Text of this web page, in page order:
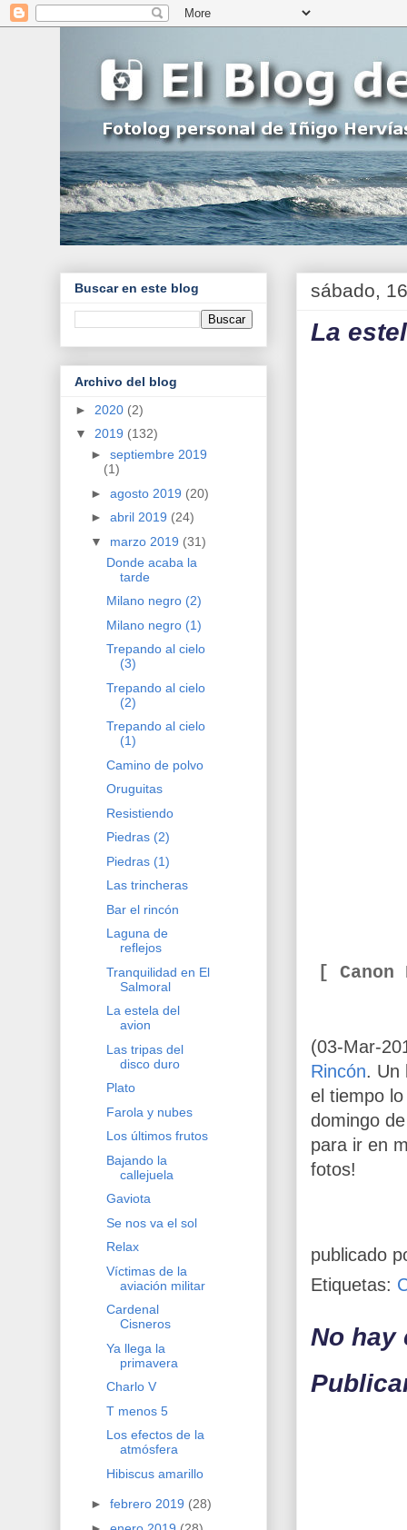
sábado,
La
[ Canon
(03-Mar-
Rincón. Un
el tiempo
domingo
para ir en
fotos!
publicado
Etiquetas:
No hay
Buscar en este blog
Archivo del blog
► 2020 (2)
▼ 2019 (132)
► septiembre 2019
(1)
► agosto 2019 (20)
► abril 2019 (24)
▼ marzo 2019 (31)
Donde acaba la
tarde
Milano negro (2)
Milano negro (1)
Trepando al cielo
(3)
Trepando al cielo
(2)
Trepando al cielo
(1)
Camino de polvo
Oruguitas
Resistiendo
Piedras (2)
Piedras (1)
Las trincheras
Bar el rincón
Laguna de
reflejos
Tranquilidad en El
Salmoral
La estela del
avion
Las tripas del
disco duro
Plato
Farola y nubes
Los últimos frutos
Bajando la
callejuela
Gaviota
Se nos va el sol
Relax
Víctimas de la
aviación militar
Cardenal
Cisneros
Ya llega la
primavera
Charlo V
T menos 5
Los efectos de la
atmósfera
Hibiscus amarillo
► febrero 2019 (28)